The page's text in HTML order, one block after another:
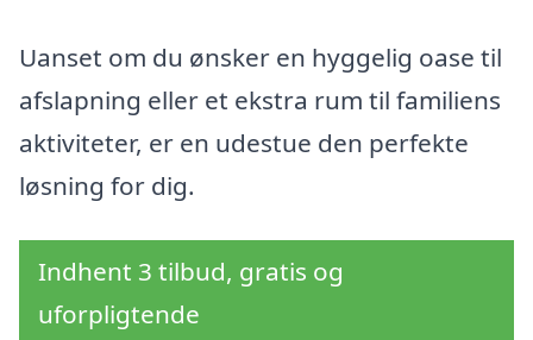
Uanset om du ønsker en hyggelig oase til
afslapning eller et ekstra rum til familiens
aktiviteter, er en udestue den perfekte
løsning for dig.
Indhent 3 tilbud, gratis og
uforpligtende